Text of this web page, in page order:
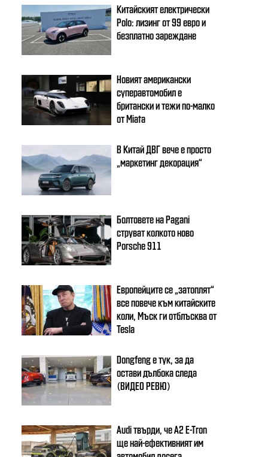
Китайският електрически
Polo: лизинг от 99 евро и
безплатно зареждане
Новият американски
суперавтомобил е
британски и тежи по-малко
от Miata
В Китай ДВГ вече е просто
„маркетинг декорация“
Болтовете на Pagani
струват колкото ново
Porsche 911
Европейците се „затоплят“
все повече към китайските
коли, Мъск ги отблъсква от
Tesla
Dongfeng e тук, за да
остави дълбока следа
(ВИДЕО РЕВЮ)
Audi твърди, че A2 E-Tron
ще най-ефективният им